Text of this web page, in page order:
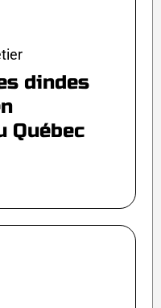
dindes
Québec